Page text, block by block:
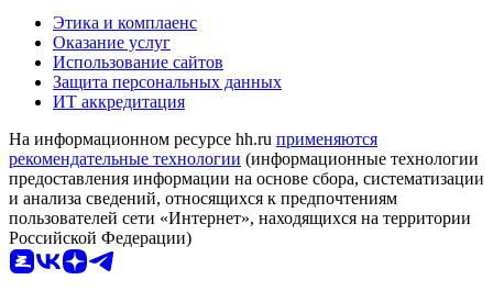
Этика и комплаенс
Оказание услуг
Использование сайтов
Защита персональных данных
ИТ аккредитация
На информационном ресурсе hh.ru применяются
рекомендательные технологии (информационные технологии
предоставления информации на основе сбора, систематизации
и анализа сведений, относящихся к предпочтениям
пользователей сети «Интернет», находящихся на территории
Российской Федерации)